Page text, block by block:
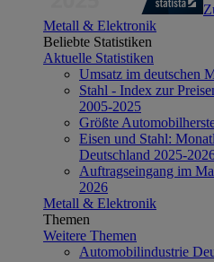
Metall & Elektronik
Beliebte Statistiken
Aktuelle Statistiken
Umsatz im deutschen
Stahl - Index zur
2005-2025
Größte
Eisen und Stahl:
Deutschland 2025-
Auftragseingang im
2026
Metall & Elektronik
Themen
Weitere Themen
Automobilindustrie